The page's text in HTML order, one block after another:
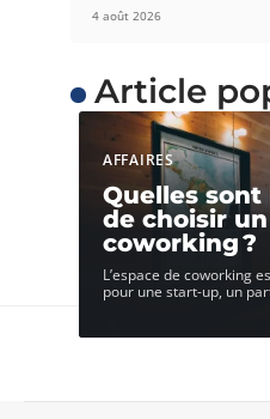
4 août 2026
Article
AFFAIRES
Quelles sont
de choisir
coworking ?
L’espace de coworking
pour une start-up, un